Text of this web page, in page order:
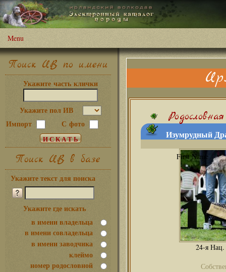
Menu
Поиск ИВ по имени
Укажите часть клички
Укажите пол ИВ
Импорт
С фото
Поиск ИВ в базе
Укажите текст для поиска
Укажите где искать
в имени владельца
в имени совладельца
в имени заводчика
клеймо
номер родословной
Родословная
Изумрудный
24-я Нац.